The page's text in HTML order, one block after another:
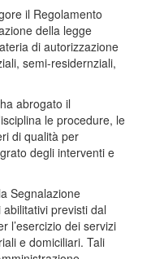
il Regolamento
della legge
di autorizzazione
semi-residernziali,
abrogato il
le procedure, le
di qualità per
degli interventi e
Segnalazione
previsti dal
l’esercizio dei servizi
e domiciliari. Tali